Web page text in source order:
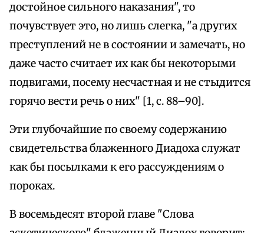
достойное сильного наказания", то
почувствует это, но лишь слегка, "а других
преступлений не в состоянии и замечать, но
даже часто считает их как бы некоторыми
подвигами, посему несчастная и не стыдится
горячо вести речь о них" [1, с. 88–90].
Эти глубочайшие по своему содержанию
свидетельства блаженного Диадоха служат
как бы посылками к его рассуждениям о
пороках.
В восемьдесят второй главе "Слова